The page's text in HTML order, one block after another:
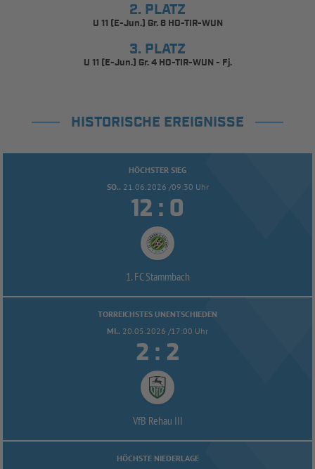
2. PLATZ
U 11 (E-Jun.) Gr. 8 HO-TIR-WUN
3. PLATZ
U 11 (E-Jun.) Gr. 4 HO-TIR-WUN - Fj.
HISTORISCHE EREIGNISSE
HÖCHSTER SIEG
SO.. 21.06.2026 /09:30 Uhr
 : 
1. FC Stammbach
TORREICHSTES UNENTSCHIEDEN
MI.. 20.05.2026 /17:00 Uhr
 : 
VfB Rehau III
HÖCHSTE NIEDERLAGE